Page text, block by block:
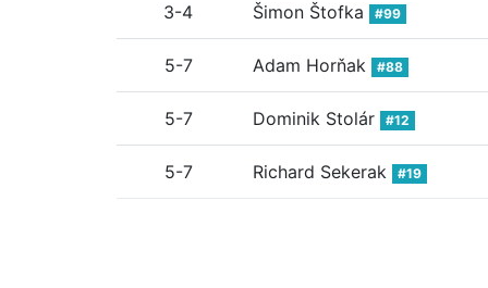
3-4 Šimon Štofka #99
5-7 Adam Horňak #88
5-7 Dominik Stolár #12
5-7 Richard Sekerak #19